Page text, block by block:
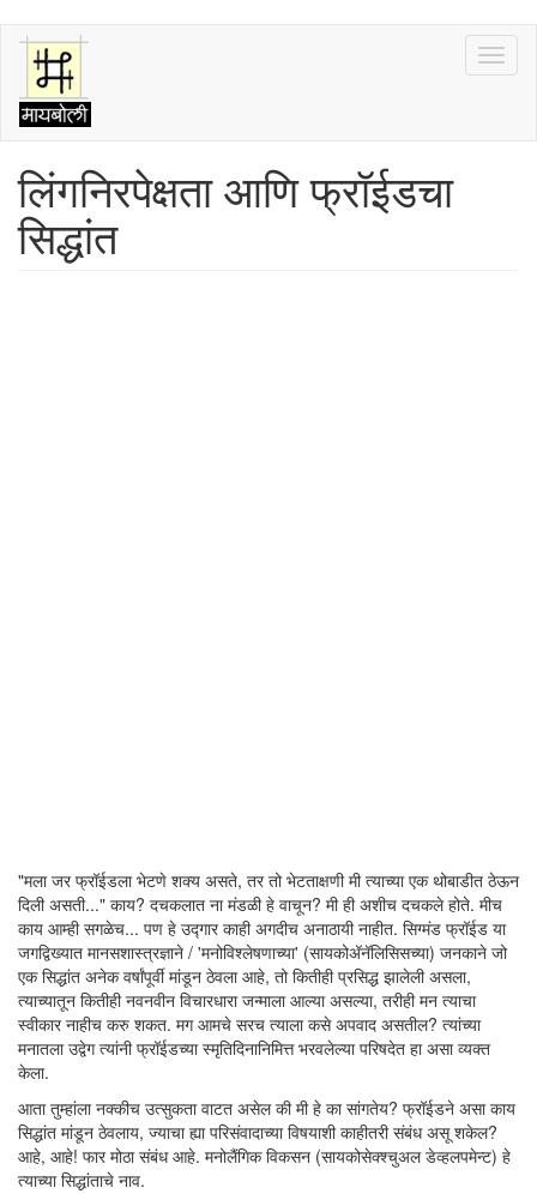
Skip
main
content
लिंगनिरपेक्षता आणि फ्रॉईडचा
सिद्धांत
"मला जर फ्रॉईडला भेटणे शक्य असते, तर तो भेटताक्षणी मी त्याच्या एक थोबाडीत ठेऊन
दिली असती..." काय? दचकलात ना मंडळी हे वाचून? मी ही अशीच दचकले होते. मीच
काय आम्ही सगळेच... पण हे उद्गार काही अगदीच अनाठायी नाहीत. सिग्मंड फ्रॉईड या
जगद्विख्यात मानसशास्त्रज्ञाने / 'मनोविश्लेषणाच्या' (सायकोअ‍ॅनॅलिसिसच्या) जनकाने जो
एक सिद्धांत अनेक वर्षांपूर्वी मांडून ठेवला आहे, तो कितीही प्रसिद्ध झालेली असला,
त्याच्यातून कितीही नवनवीन विचारधारा जन्माला आल्या असल्या, तरीही मन त्याचा
स्वीकार नाहीच करु शकत. मग आमचे सरच त्याला कसे अपवाद असतील? त्यांच्या
मनातला उद्वेग त्यांनी फ्रॉईडच्या स्मृतिदिनानिमित्त भरवलेल्या परिषदेत हा असा व्यक्त
केला.
आता तुम्हांला नक्कीच उत्सुकता वाटत असेल की मी हे का सांगतेय? फ्रॉईडने असा काय
सिद्धांत मांडून ठेवलाय, ज्याचा ह्या परिसंवादाच्या विषयाशी काहीतरी संबंध असू शकेल?
आहे, आहे! फार मोठा संबंध आहे. मनोलैंगिक विकसन (सायकोसेक्श्चुअल डेव्हलपमेन्ट) हे
त्याच्या सिद्धांताचे नाव.